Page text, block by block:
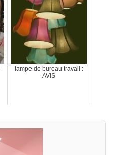
lampe de bureau travail :
AVIS